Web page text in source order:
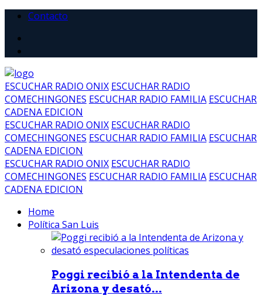
Contacto
ESCUCHAR RADIO ONIX ESCUCHAR RADIO
COMECHINGONES ESCUCHAR RADIO FAMILIA ESCUCHAR
CADENA EDICION
ESCUCHAR RADIO ONIX ESCUCHAR RADIO
COMECHINGONES ESCUCHAR RADIO FAMILIA ESCUCHAR
CADENA EDICION
ESCUCHAR RADIO ONIX ESCUCHAR RADIO
COMECHINGONES ESCUCHAR RADIO FAMILIA ESCUCHAR
CADENA EDICION
Home
Política San Luis
Poggi recibió a la Intendenta de
Arizona y desató...